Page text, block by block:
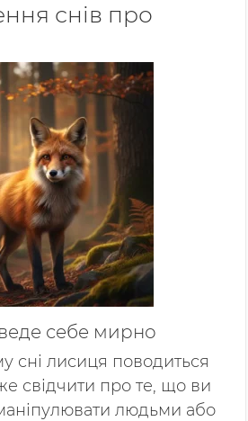
снів про
себе мирно
сні лисиця поводиться
свідчити про те, що ви
людьми або